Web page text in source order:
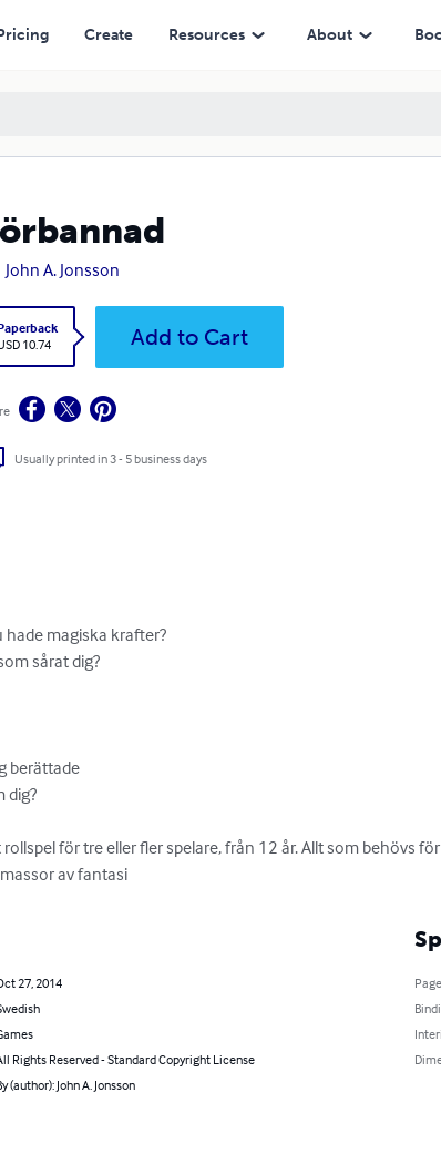
Create Resources About
John A. Jonsson
10.74
Add to Cart
Usually printed in 3 - 5 business days
hade magiska krafter?
sårat dig?
berättade
dig?
för tre eller fler spelare, från 12 år. Allt som behövs
av fantasi
27, 2014
Rights Reserved - Standard Copyright License
(author): John A. Jonsson